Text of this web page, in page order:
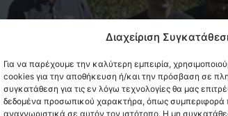
Διαχείριση
Για να παρέχουμε την καλύτερη εμπειρία,
cookies για την αποθήκευση ή/και την πρόσβαση σε
συγκατάθεση για τις εν λόγω τεχνολογίες θα μας
δεδομένα προσωπικού χαρακτήρα, όπως συμπεριφορά
αναγνωριστικά σε αυτόν τον ιστότοπο. Η μη